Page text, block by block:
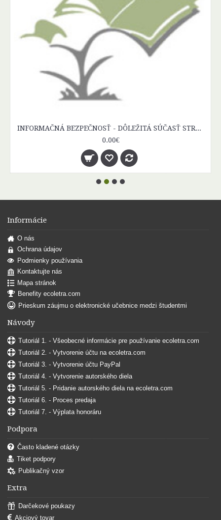
INFORMAČNÁ BEZPEČNOSŤ - DÔLEŽITÁ SÚČASŤ STRATÉGIE FUNGOVANIA
0.00€
Informácie
O nás
Ochrana údajov
Podmienky používania
Kontaktujte nás
Mapa stránok
Benefity ecoletra.com
Prieskum záujmu o elektronické učebnice medzi študentmi
Návody
Tutoriál 1. - Všeobecné informácie pre používanie ecoletra.com
Tutoriál 2. - Vytvorenie účtu na ecoletra.com
Tutoriál 3. - Vytvorenie účtu PayPal
Tutoriál 4. - Vytvorenie autorského diela
Tutoriál 5. - Pridanie autorského diela na ecoletra.com
Tutoriál 6. - Proces predaja
Tutoriál 7. - Výplata honoráru
Podpora
Často kladené otázky
Tiket podpory
Publikačný vzor
Extra
Darčekové poukazy
Akciový tovar